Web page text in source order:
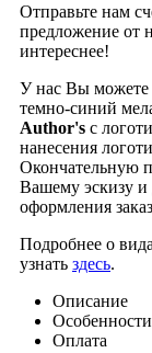
Отправьте нам
предложение от
интереснее!
У нас Вы можете
темно-синий
Author's с
нанесения
Окончательную
Вашему эскизу и
оформления
Подробнее о
узнать здесь.
Описание
Особенности
Оплата